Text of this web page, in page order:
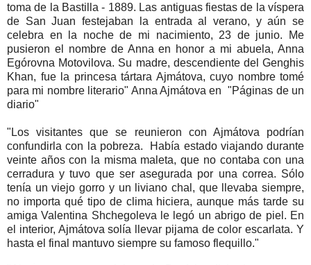
toma de la Bastilla - 1889. Las antiguas fiestas de la víspera
de San Juan festejaban la entrada al verano, y aún se
celebra en la noche de mi nacimiento, 23 de junio. Me
pusieron el nombre de Anna en honor a mi abuela, Anna
Egórovna Motovilova. Su madre, descendiente del Genghis
Khan, fue la princesa tártara Ajmátova, cuyo nombre tomé
para mi nombre literario" Anna Ajmátova en "Páginas de un
diario"
"Los visitantes que se reunieron con Ajmátova podrían
confundirla con la pobreza. Había estado viajando durante
veinte años con la misma maleta, que no contaba con una
cerradura y tuvo que ser asegurada por una correa. Sólo
tenía un viejo gorro y un liviano chal, que llevaba siempre,
no importa qué tipo de clima hiciera, aunque más tarde su
amiga Valentina Shchegoleva le legó un abrigo de piel. En
el interior, Ajmátova solía llevar pijama de color escarlata. Y
hasta el final mantuvo siempre su famoso flequillo."